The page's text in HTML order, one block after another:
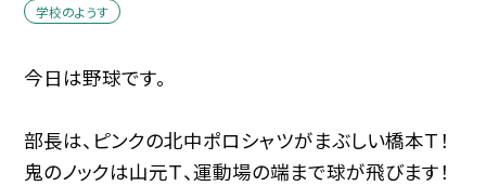
学校のようす
今日は野球です。
部長は、ピンクの北中ポロシャツがまぶしい橋本Ｔ！
鬼のノックは山元Ｔ、運動場の端まで球が飛びます！